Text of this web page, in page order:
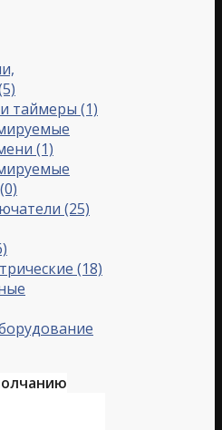
таймеры (1)
(1)
(0)
(25)
(18)